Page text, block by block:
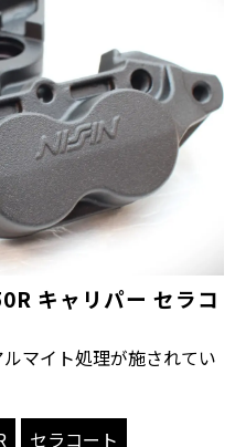
キャリパー セラコ
マイト処理が施されてい
セラコート